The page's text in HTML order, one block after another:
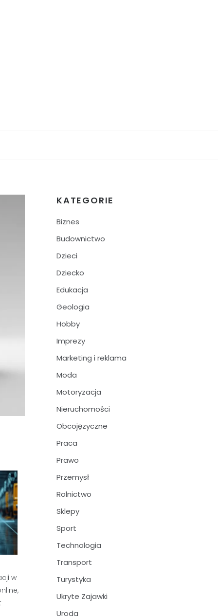
w
KATEGORIE
Biznes
Budownictwo
Dzieci
Dziecko
Edukacja
Geologia
Hobby
Imprezy
Marketing i reklama
Moda
Motoryzacja
Nieruchomości
Obcojęzyczne
Praca
Prawo
Przemysł
Rolnictwo
Sklepy
Sport
Technologia
Transport
Turystyka
Ukryte Zajawki
Uroda